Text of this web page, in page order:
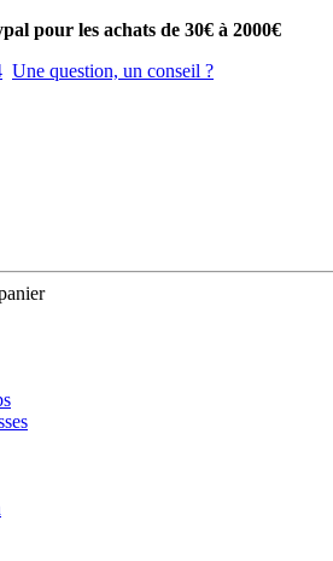
pour les achats de 30€ à 2000€
Une question, un conseil ?